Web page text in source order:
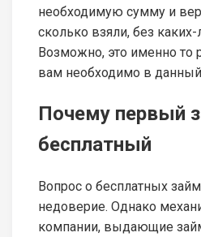
необходимую сумму и
сколько взяли, без каких-
Возможно, это именно то
вам необходимо в
Почему первый
бесплатный
Вопрос о бесплатных
недоверие. Однако
компании, выдающие